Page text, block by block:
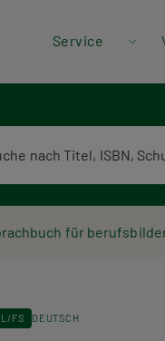
Menü
Service
für
FS DEUTSCH